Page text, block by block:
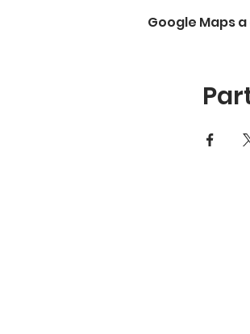
Google Maps